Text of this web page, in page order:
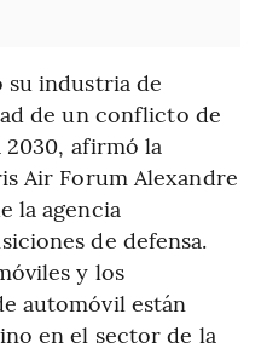
su industria de
de un conflicto de
afirmó la
Air Forum Alexandre
la agencia
de defensa.
y los
automóvil están
en el sector de la